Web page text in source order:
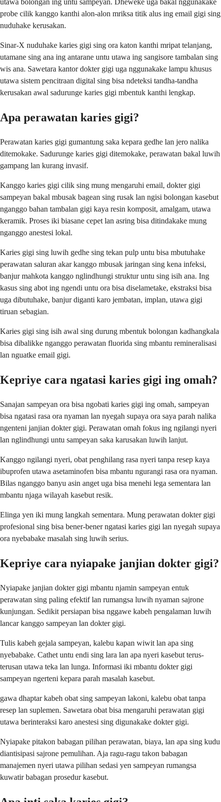
utawa bolongan ing untu sampeyan. Dheweke uga bakal nggunakake
probe cilik kanggo kanthi alon-alon mriksa titik alus ing email gigi sing
nuduhake kerusakan.
Sinar-X nuduhake karies gigi sing ora katon kanthi mripat telanjang,
utamane sing ana ing antarane untu utawa ing sangisore tambalan sing
wis ana. Sawetara kantor dokter gigi uga nggunakake lampu khusus
utawa sistem pencitraan digital sing bisa ndeteksi tandha-tandha
kerusakan awal sadurunge karies gigi mbentuk kanthi lengkap.
Apa perawatan karies gigi?
Perawatan karies gigi gumantung saka kepara gedhe lan jero nalika
ditemokake. Sadurunge karies gigi ditemokake, perawatan bakal luwih
gampang lan kurang invasif.
Kanggo karies gigi cilik sing mung mengaruhi email, dokter gigi
sampeyan bakal mbusak bagean sing rusak lan ngisi bolongan kasebut
nganggo bahan tambalan gigi kaya resin komposit, amalgam, utawa
keramik. Proses iki biasane cepet lan asring bisa ditindakake mung
nganggo anestesi lokal.
Karies gigi sing luwih gedhe sing tekan pulp untu bisa mbutuhake
perawatan saluran akar kanggo mbusak jaringan sing kena infeksi,
banjur mahkota kanggo nglindhungi struktur untu sing isih ana. Ing
kasus sing abot ing ngendi untu ora bisa diselametake, ekstraksi bisa
uga dibutuhake, banjur diganti karo jembatan, implan, utawa gigi
tiruan sebagian.
Karies gigi sing isih awal sing durung mbentuk bolongan kadhangkala
bisa dibalikke nganggo perawatan fluorida sing mbantu remineralisasi
lan nguatke email gigi.
Kepriye cara ngatasi karies gigi ing omah?
Sanajan sampeyan ora bisa ngobati karies gigi ing omah, sampeyan
bisa ngatasi rasa ora nyaman lan nyegah supaya ora saya parah nalika
ngenteni janjian dokter gigi. Perawatan omah fokus ing ngilangi nyeri
lan nglindhungi untu sampeyan saka karusakan luwih lanjut.
Kanggo ngilangi nyeri, obat penghilang rasa nyeri tanpa resep kaya
ibuprofen utawa asetaminofen bisa mbantu ngurangi rasa ora nyaman.
Bilas nganggo banyu asin anget uga bisa menehi lega sementara lan
mbantu njaga wilayah kasebut resik.
Elinga yen iki mung langkah sementara. Mung perawatan dokter gigi
profesional sing bisa bener-bener ngatasi karies gigi lan nyegah supaya
ora nyebabake masalah sing luwih serius.
Kepriye cara nyiapake janjian dokter gigi?
Nyiapake janjian dokter gigi mbantu njamin sampeyan entuk
perawatan sing paling efektif lan rumangsa luwih nyaman sajrone
kunjungan. Sedikit persiapan bisa nggawe kabeh pengalaman luwih
lancar kanggo sampeyan lan dokter gigi.
Tulis kabeh gejala sampeyan, kalebu kapan wiwit lan apa sing
nyebabake. Cathet untu endi sing lara lan apa nyeri kasebut terus-
terusan utawa teka lan lunga. Informasi iki mbantu dokter gigi
sampeyan ngerteni kepara parah masalah kasebut.
gawa dhaptar kabeh obat sing sampeyan lakoni, kalebu obat tanpa
resep lan suplemen. Sawetara obat bisa mengaruhi perawatan gigi
utawa berinteraksi karo anestesi sing digunakake dokter gigi.
Nyiapake pitakon babagan pilihan perawatan, biaya, lan apa sing kudu
diantisipasi sajrone pemulihan. Aja ragu-ragu takon babagan
manajemen nyeri utawa pilihan sedasi yen sampeyan rumangsa
kuwatir babagan prosedur kasebut.